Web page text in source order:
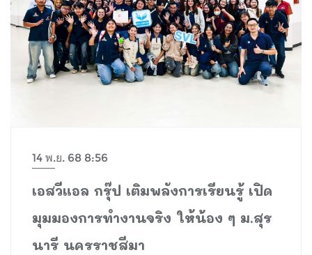
14 พ.ย. 68 8:56
เอสวีแอล กรุ๊ป เติมพลังการเรียนรู้ เปิด
มุมมองการทำงานจริง ให้น้อง ๆ ม.สุร
นารี นครราชสีมา